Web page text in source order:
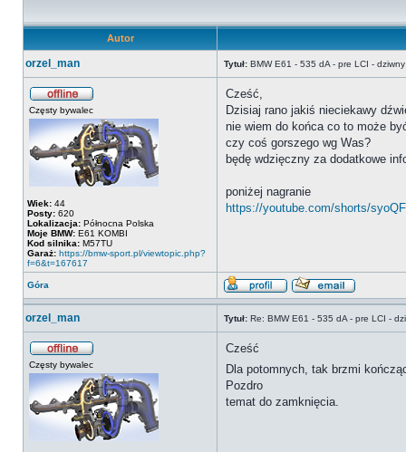
Autor
orzel_man Tytuł: BMW E61 - 535 dA - pre LCI -
Częsty bywalec
Wiek: 44
Posty: 620
Lokalizacja: Północna Polska
Moje BMW: E61 KOMBI
Kod silnika: M57TU
Garaż: https://bmw-sport.pl/viewtopic.php?
f=6&t=167617
Cześć,
Dzisiaj rano jakiś nieciekawy
nie wiem do końca co to może
czy coś gorszego wg Was?
będę wdzięczny za dodatkowe
poniżej nagranie
https://youtube.com/shorts/
Góra
orzel_man Tytuł: Re: BMW E61 - 535 dA - pre LCI -
Częsty bywalec
Cześć
Dla potomnych, tak brzmi
Pozdro
temat do zamknięcia.